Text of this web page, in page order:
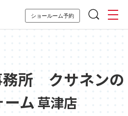
ショールーム予約
務所 クサネンの
ーム 草津店